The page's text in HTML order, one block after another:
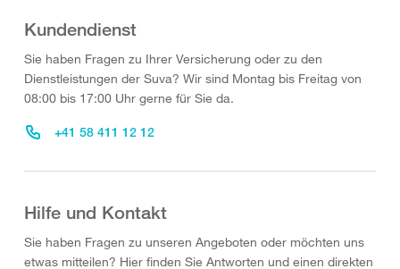
Kundendienst
Sie haben Fragen zu Ihrer Versicherung oder zu den
Dienstleistungen der Suva? Wir sind Montag bis Freitag von
08:00 bis 17:00 Uhr gerne für Sie da.
+41 58 411 12 12
Hilfe und Kontakt
Sie haben Fragen zu unseren Angeboten oder möchten uns
etwas mitteilen? Hier finden Sie Antworten und einen direkten